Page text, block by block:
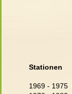
Stationen
1969 - 1975